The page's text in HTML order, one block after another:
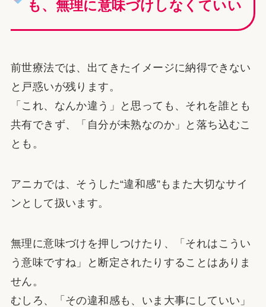
も、無理に意味づけしなくていい
前世療法では、出てきたイメージに納得できない
と戸惑いが残ります。
「これ、なんか違う」と思っても、それを誰とも
共有できず、「自分が未熟なのか」と落ち込むこ
とも。
アニカでは、そうした“違和感”もまた大切なサイ
ンとして扱います。
無理に意味づけを押しつけたり、「それはこうい
う意味ですね」と断定されたりすることはありま
せん。
むしろ、「その違和感も、いま大事にしていい」